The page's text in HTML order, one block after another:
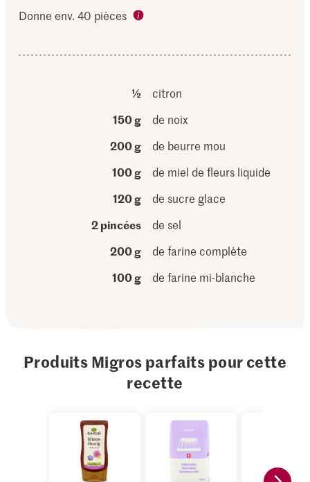
Donne env. 40 pièces
½
citron
150 g
de noix
200 g
de beurre mou
100 g
de miel de fleurs liquide
120 g
de sucre glace
2 pincées
de sel
200 g
de farine complète
100 g
de farine mi-blanche
Produits Migros parfaits pour cette
recette